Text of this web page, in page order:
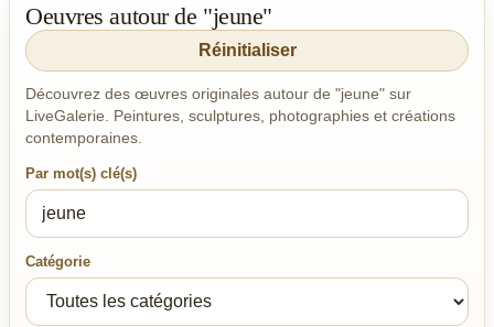
Oeuvres autour de "jeune"
Réinitialiser
Découvrez des œuvres originales autour de "jeune" sur
LiveGalerie. Peintures, sculptures, photographies et créations
contemporaines.
Par mot(s) clé(s)
Catégorie